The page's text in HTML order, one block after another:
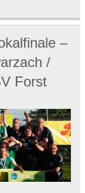
–
/
Forst